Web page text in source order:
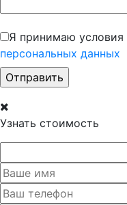
Я принимаю условия
персональных данных
Узнать стоимость